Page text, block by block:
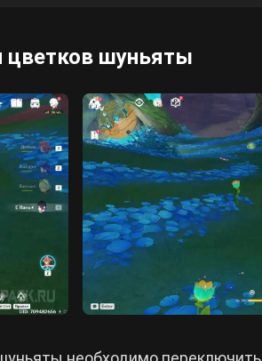
цветков шуньяты